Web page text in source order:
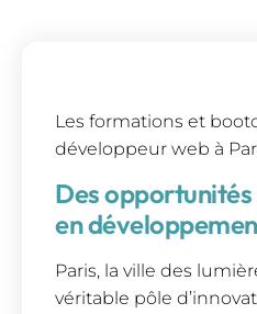
Les formations et
développeur web à
Des
en
Paris, la ville des
véritable pôle